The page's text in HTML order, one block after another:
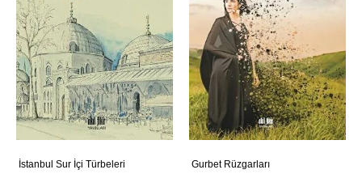
İstanbul Sur İçi Türbeleri Gurbet Rüzgarları